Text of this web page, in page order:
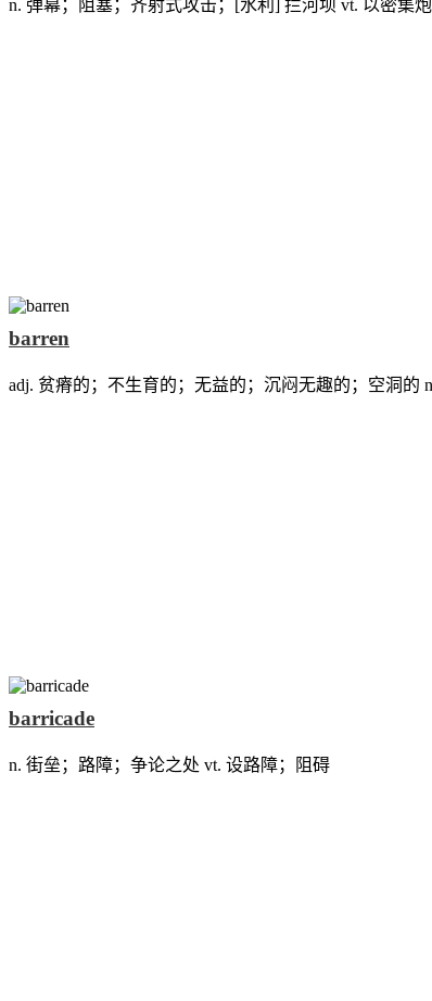
n. 弹幕；阻塞；齐射式攻击；[水利] 拦河坝 vt. 以密集
barren
adj. 贫瘠的；不生育的；无益的；沉闷无趣的；空洞的
barricade
n. 街垒；路障；争论之处 vt. 设路障；阻碍